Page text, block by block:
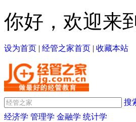
你好，欢迎来
设为首页 | 经管之家首页 | 收藏本站
搜
经济学 管理学 金融学 统计学